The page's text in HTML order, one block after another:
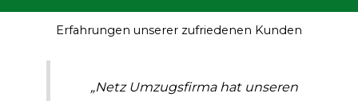
Erfahrungen unserer zufriedenen Kunden
„Netz Umzugsfirma hat unseren